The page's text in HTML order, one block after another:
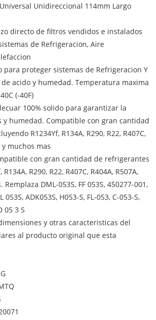
Unidireccional 114mm Largo
directo de filtros vendidos e instalados
de Refrigeracion, Aire
para proteger sistemas de Refrigeracion Y
acido y humedad. Temperatura maxima
(-40F)
100% solido para garantizar la
y humedad. Compatible con gran cantidad
R1234Yf, R134A, R290, R22, R407C,
y muchos mas
con gran cantidad de refrigerantes
R290, R22, R407C, R404A, R507A,
Remplaza DML-053S, FF 053S, 450277-001,
053S, ADK053S, H053-S, FL-053, C-053-S,
05 3 S
y otras caracteristicas del
al producto original que esta